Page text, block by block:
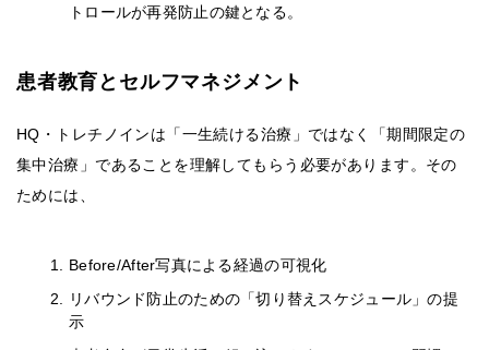
トロールが再発防止の鍵となる。
患者教育とセルフマネジメント
HQ・トレチノインは「一生続ける治療」ではなく「期間限定の
集中治療」であることを理解してもらう必要があります。その
ためには、
Before/After写真による経過の可視化
リバウンド防止のための「切り替えスケジュール」の提
示